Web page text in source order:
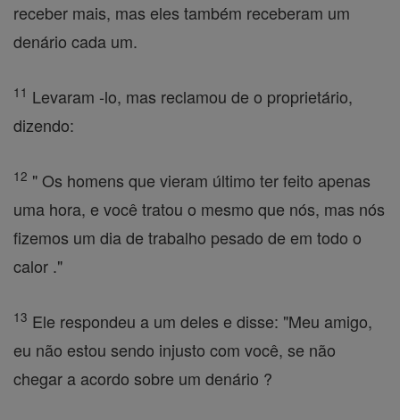
receber mais, mas eles também receberam um
denário cada um.
11 Levaram -lo, mas reclamou de o proprietário,
dizendo:
12 " Os homens que vieram último ter feito apenas
uma hora, e você tratou o mesmo que nós, mas nós
fizemos um dia de trabalho pesado de em todo o
calor ."
13 Ele respondeu a um deles e disse: "Meu amigo,
eu não estou sendo injusto com você, se não
chegar a acordo sobre um denário ?